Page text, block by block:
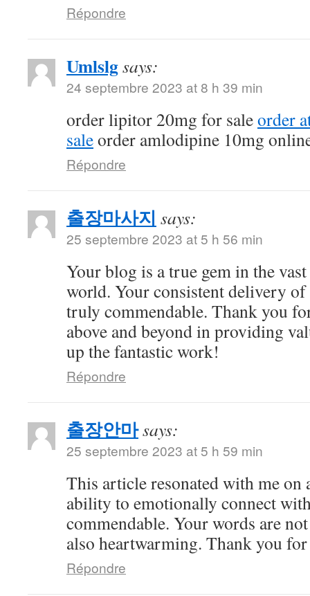
Répondre
Umlslgsays:
24 septembre 2023 at 8 h 39 min
order lipitor 20mg for saleorder
saleorder amlodipine 10mg
Répondre
출장마사지 says:
25 septembre 2023 at 5 h 56 min
Your blog is a true gem in the
world. Your consistent delivery
truly commendable. Thank you
above and beyond in providing
up the fantastic work!
Répondre
출장안마says:
25 septembre 2023 at 5 h 59 min
This article resonated with me on
ability to emotionally connect
commendable. Your words are
also heartwarming. Thank you
Répondre